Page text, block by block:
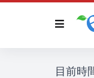
目前時